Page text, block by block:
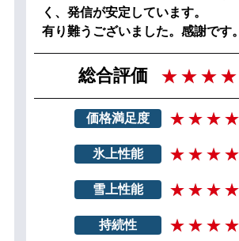
く、発信が安定しています。
有り難うございました。感謝です。
総合評価
価格満足度
氷上性能
雪上性能
持続性